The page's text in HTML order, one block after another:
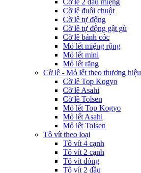
Cờ lê 2 đầu miệng
Cờ lê đuôi chuột
Cờ lê tự động
Cờ lê tự động gật gù
Cờ lê bánh cóc
Mỏ lết miệng rộng
Mỏ lết mini
Mỏ lết răng
Cờ lê - Mỏ lết theo thương hiệu
Cờ lê Top Kogyo
Cờ lê Asahi
Cờ lê Tolsen
Mỏ lết Top Kogyo
Mỏ lết Asahi
Mỏ lết Tolsen
Tô vít theo loại
Tô vít 4 cạnh
Tô vít 2 cạnh
Tô vít đóng
Tô vít 2 đầu